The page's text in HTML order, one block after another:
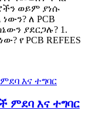
ወይም ያነሱ
ለ PCB
ያደርጋሉ? 1.
የ PCB REFEES
ምደባ እና ተግባር